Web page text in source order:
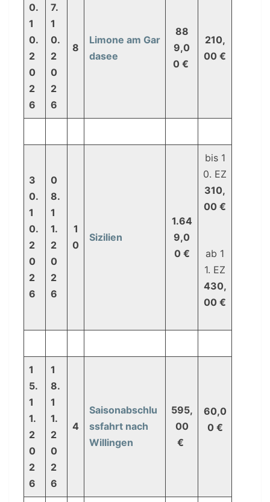
0.
1
0.
2
0
2
6
7.
1
0.
2
0
2
6
8
Limone am Gar
dasee
88
9,0
0 €
210,
00 €
3
0.
1
0.
2
0
2
6
0
8.
1
1.
2
0
2
6
1
0
Sizilien
1.64
9,0
0 €
bis 1
0. EZ
310,
00 €
ab 1
1. EZ
430,
00 €
1
5.
1
1.
2
0
2
6
1
8.
1
1.
2
0
2
6
4
Saisonabschlu
ssfahrt nach
Willingen
595,
00
€
60,0
0 €